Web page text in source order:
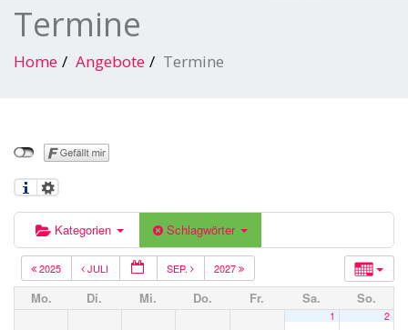
Termine
Home Angebote Termine
Kategorien Schlagwörter
2025 JULI SEP. 2027
Mo. Di. Mi. Do. Fr. Sa. So.
1 2